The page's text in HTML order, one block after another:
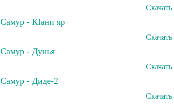
Скачать
Самур - КIани яр
Скачать
Самур - Дунья
Скачать
Самур - Диде-2
Скачать